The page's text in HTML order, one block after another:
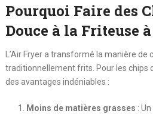
Pourquoi Faire des
Douce à la Friteuse
L’Air Fryer a transformé la manière
traditionnellement frits. Pour les chips
des avantages indéniables :
Moins de matières grasses :